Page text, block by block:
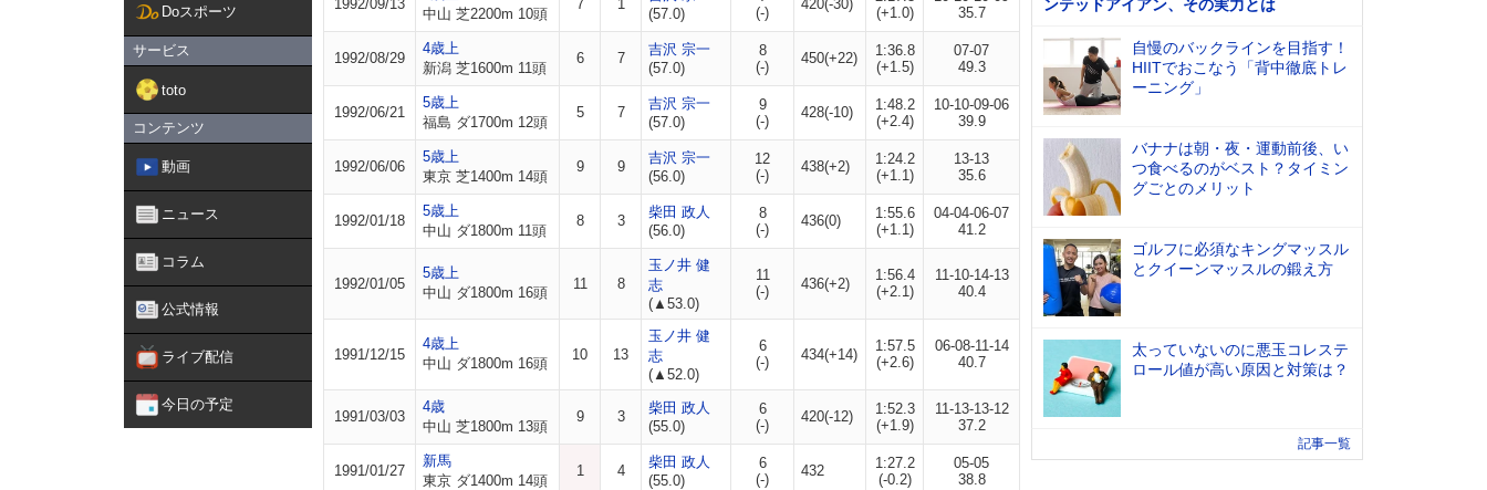
Doスポーツ
サービス
toto
コンテンツ
動画
ニュース
コラム
公式情報
ライブ配信
今日の予定
1992/09/13
中山 芝2200m 10頭
7 1
(57.0)
(-)
420(-30)
(+1.0)
35.7
1992/08/29
4歳上
新潟 芝1600m 11頭
6 7
吉沢 宗一
(57.0)
8
(-)
450(+22)
1:36.8
(+1.5)
07-07
49.3
1992/06/21
5歳上
福島 ダ1700m 12頭
5 7
吉沢 宗一
(57.0)
9
(-)
428(-10)
1:48.2
(+2.4)
10-10-09-06
39.9
1992/06/06
5歳上
東京 芝1400m 14頭
9 9
吉沢 宗一
(56.0)
12
(-)
438(+2)
1:24.2
(+1.1)
13-13
35.6
1992/01/18
5歳上
中山 ダ1800m 11頭
8 3
柴田 政人
(56.0)
8
(-)
436(0)
1:55.6
(+1.1)
04-04-06-07
41.2
1992/01/05
5歳上
中山 ダ1800m 16頭
11 8
玉ノ井 健
志
(▲53.0)
11
(-)
436(+2)
1:56.4
(+2.1)
11-10-14-13
40.4
1991/12/15
4歳上
中山 ダ1800m 16頭
10 13
玉ノ井 健
志
(▲52.0)
6
(-)
434(+14)
1:57.5
(+2.6)
06-08-11-14
40.7
1991/03/03
4歳
中山 芝1800m 13頭
9 3
柴田 政人
(55.0)
6
(-)
420(-12)
1:52.3
(+1.9)
11-13-13-12
37.2
1991/01/27
新馬
東京 ダ1400m 14頭
1 4
柴田 政人
(55.0)
6
(-)
432
1:27.2
(-0.2)
05-05
38.8
ンテッドアイアン、その実力とは
自慢のバックラインを目指す！
HIITでおこなう「背中徹底トレ
ーニング」
バナナは朝・夜・運動前後、い
つ食べるのがベスト？タイミン
グごとのメリット
ゴルフに必須なキングマッスル
とクイーンマッスルの鍛え方
太っていないのに悪玉コレステ
ロール値が高い原因と対策は？
記事一覧